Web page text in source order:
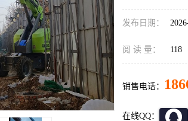
发布日期：
阅 读 量： 118
销售电话：
在线QQ：